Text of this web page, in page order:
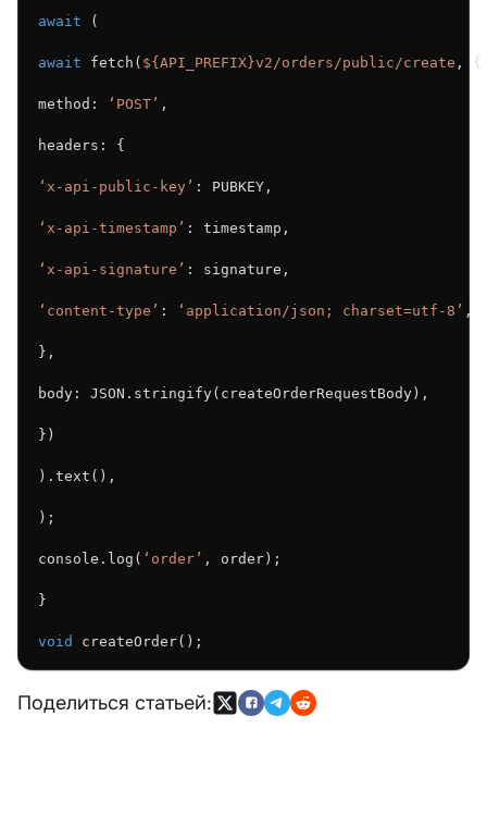
await (
await fetch( ${API_PREFIX}v2/orders/public/create , {
method: ‘POST’ ,
headers: {
‘x-api-public-key’ : PUBKEY,
‘x-api-timestamp’ : timestamp,
‘x-api-signature’ : signature,
‘content-type’ : ‘application/json; charset=utf-8’ ,
},
body: JSON.stringify(createOrderRequestBody),
})
).text(),
);
console.log( ‘order’ , order);
}
void createOrder();
Поделиться статьей: